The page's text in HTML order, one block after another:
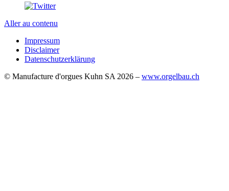
Aller au contenu
Impressum
Disclaimer
Datenschutzerklärung
© Manufacture d'orgues Kuhn SA 2026 – www.orgelbau.ch